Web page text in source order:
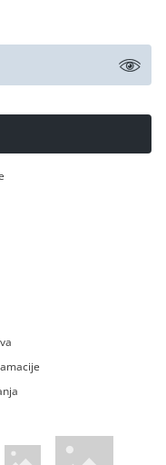
web stranica
American Express web stranica
Visa web stranica